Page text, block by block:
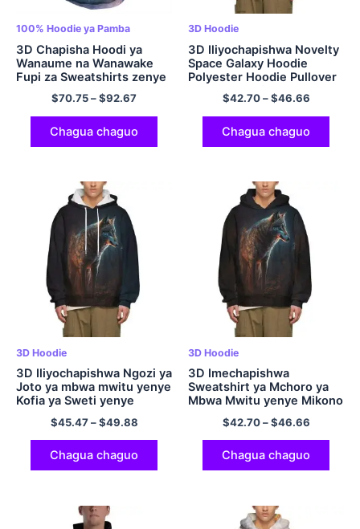
100% Hoodie ya Pamba
3D Chapisha Hoodi ya
Wanaume na Wanawake
Fupi za Sweatshirts zenye
Kofia za Galaxy Cool
Novelty Hoodies 100%
Pamba
$70.75–$92.67
Chagua chaguo
3D Hoodie
3D Iliyochapishwa Novelty
Space Galaxy Hoodie
Polyester Hoodie Pullover
Hoodie na Mfuko wa
Wanaume na Wanawake
$42.70–$46.66
Chagua chaguo
3D Hoodie
3D Iliyochapishwa Ngozi ya
Joto ya mbwa mwitu yenye
Kofia ya Sweti yenye
Mikono Mirefu
$45.47–$49.88
Chagua chaguo
3D Hoodie
3D Imechapishwa
Sweatshirt ya Mchoro ya
Mbwa Mwitu yenye Mikono
$42.70–$46.66
Chagua chaguo